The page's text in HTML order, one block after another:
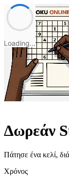
Loading...
Δωρεάν
Πάτησε ένα κελί,
Χρόνος